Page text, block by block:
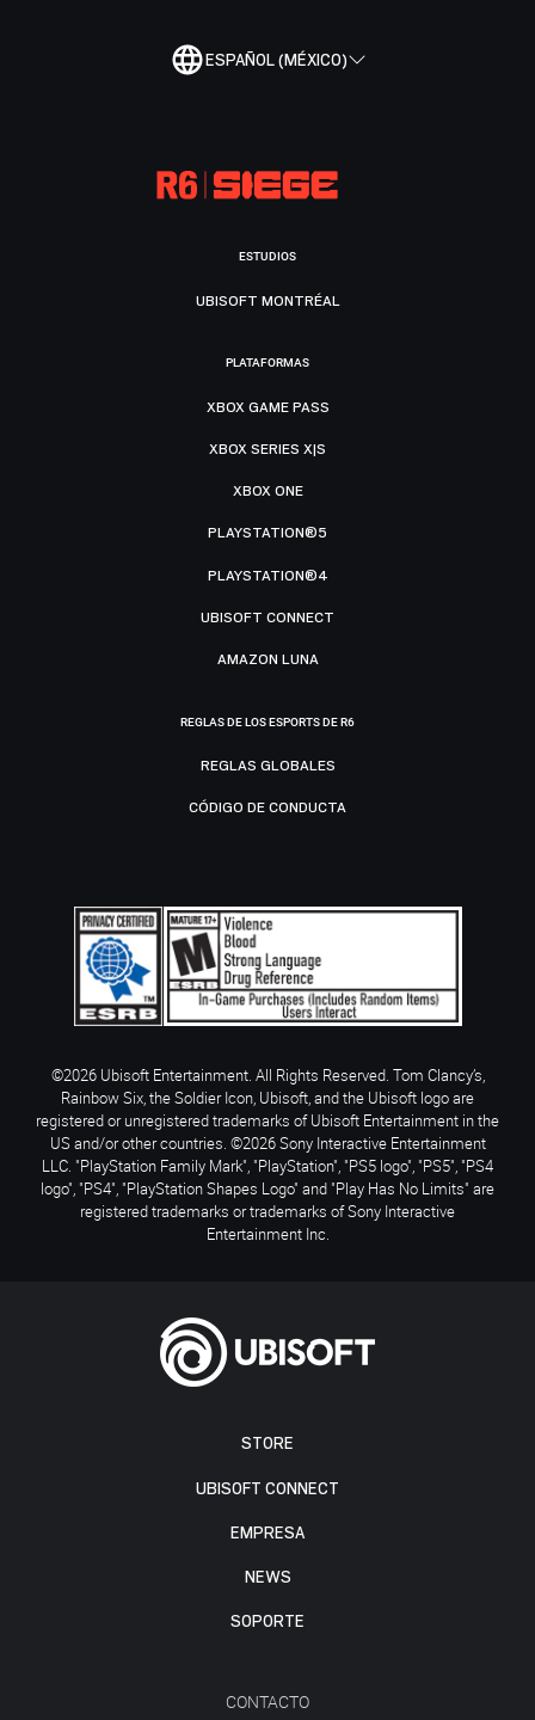
ESPAÑOL (MÉXICO)
STORE
UBISOFT CONNECT
EMPRESA
NEWS
SOPORTE
CONTACTO
ESTUDIOS
UBISOFT MONTRÉAL
PLATAFORMAS
XBOX GAME PASS
XBOX SERIES X|S
XBOX ONE
PLAYSTATION®5
PLAYSTATION®4
UBISOFT CONNECT
AMAZON LUNA
REGLAS DE LOS ESPORTS DE R6
REGLAS GLOBALES
CÓDIGO DE CONDUCTA
©2026 Ubisoft Entertainment. All Rights Reserved. Tom Clancy’s,
Rainbow Six, the Soldier Icon, Ubisoft, and the Ubisoft logo are
registered or unregistered trademarks of Ubisoft Entertainment in the
US and/or other countries. ©2026 Sony Interactive Entertainment
LLC. "PlayStation Family Mark", "PlayStation", "PS5 logo", "PS5", "PS4
logo", "PS4", "PlayStation Shapes Logo" and "Play Has No Limits" are
registered trademarks or trademarks of Sony Interactive
Entertainment Inc.